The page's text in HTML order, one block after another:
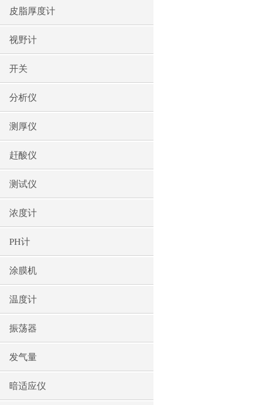
皮脂厚度计
视野计
开关
分析仪
测厚仪
赶酸仪
测试仪
浓度计
PH计
涂膜机
温度计
振荡器
发气量
暗适应仪